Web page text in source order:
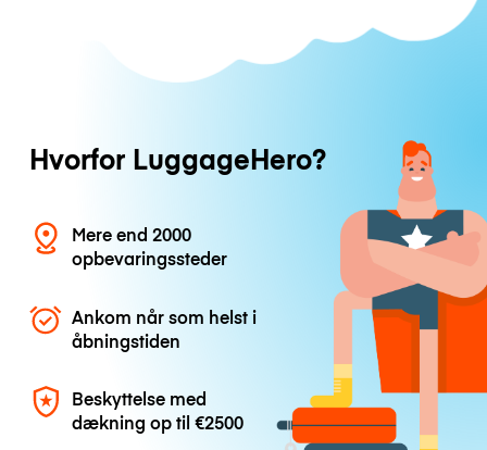
Hvorfor LuggageHero?
Mere end 2000
opbevaringssteder
Ankom når som helst i
åbningstiden
Beskyttelse med
dækning op til€2500